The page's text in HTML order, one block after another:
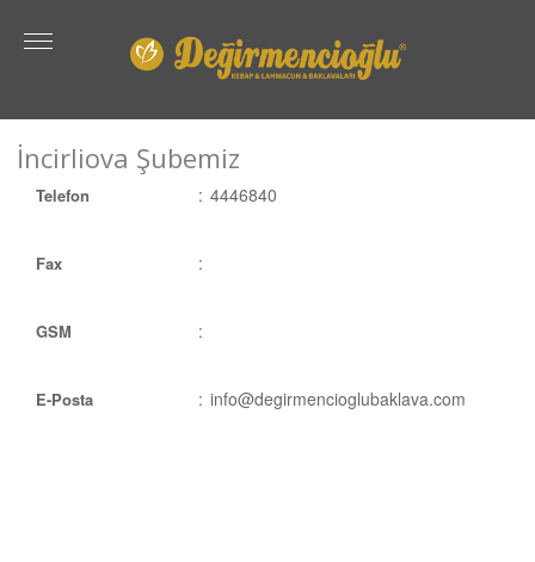
İncirliova Şubemiz
Telefon : 4446840
Fax :
GSM :
E-Posta : info@degirmencioglubaklava.com